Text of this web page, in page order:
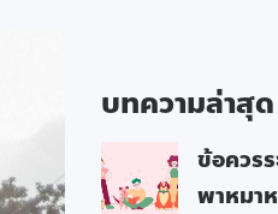
บทความล่าสุด
ข้อควร
พาหมา